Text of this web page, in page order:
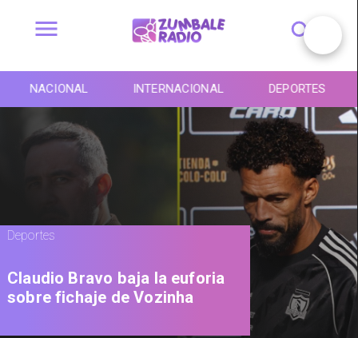
NACIONAL INTERNACIONAL DEPORTES
Deportes
Claudio Bravo baja la euforia
sobre fichaje de Vozinha